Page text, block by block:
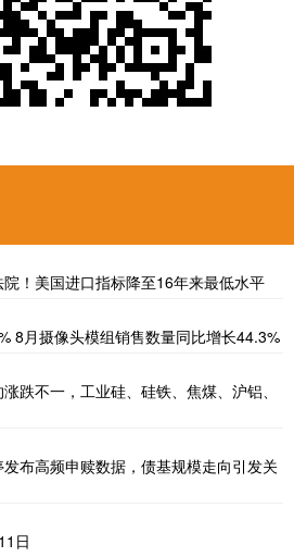
！美国进口指标降至16年来最低水平
8月摄像头模组销售数量同比增长44.3%
跌不一，工业硅、硅铁、焦煤、沪铝、
布高频申赎数据，债基规模走向引发关
日